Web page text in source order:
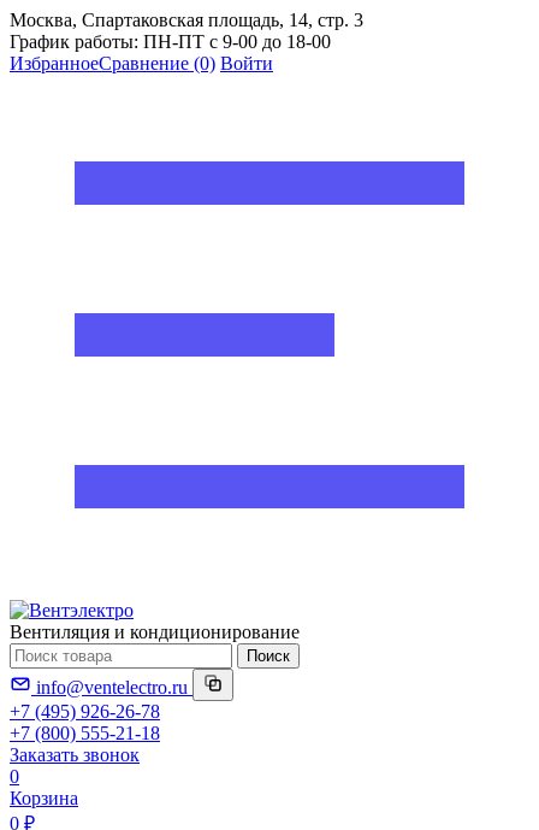
Москва, Спартаковская площадь, 14, стр. 3
График работы: ПН-ПТ с 9-00 до 18-00
ИзбранноеСравнение (0) Войти
Вентиляция и кондиционирование
Поиск
info@ventelectro.ru
+7 (495) 926-26-78
+7 (800) 555-21-18
Заказать звонок
0
Корзина
0 ₽